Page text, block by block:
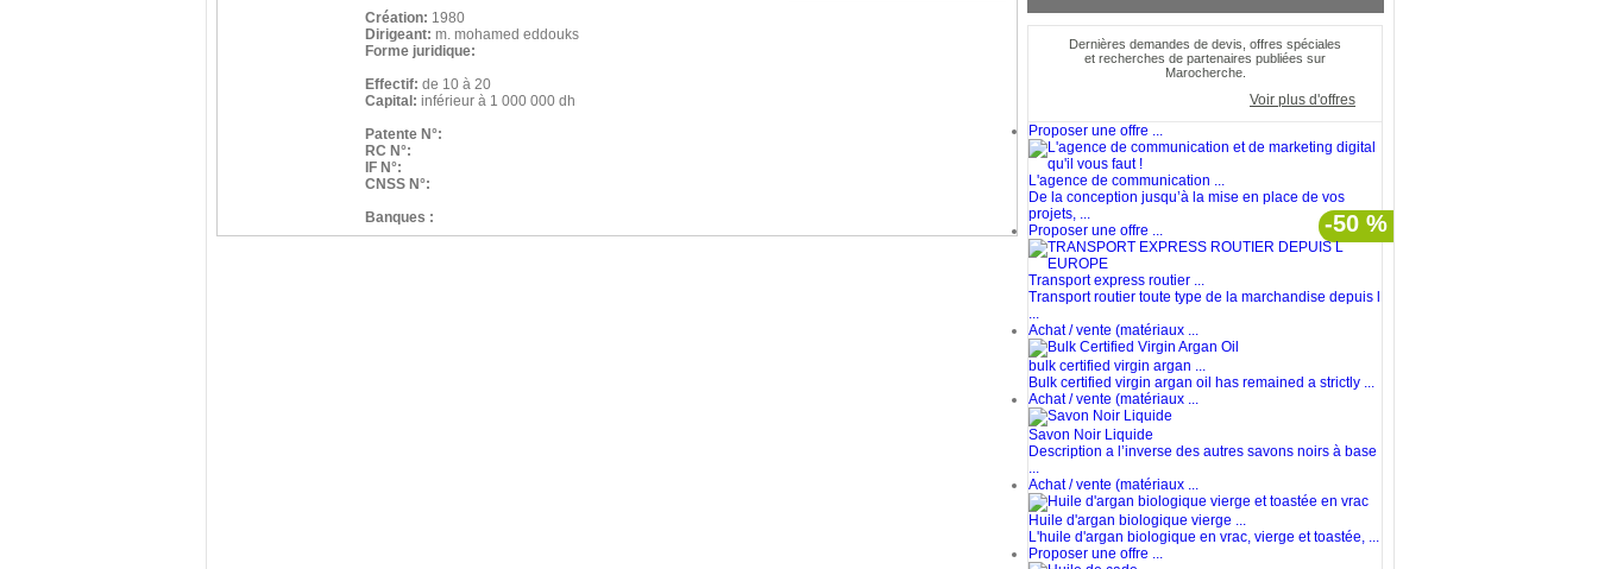
Création: 1980
Dirigeant: m. mohamed eddouks
Forme juridique:
Effectif: de 10 à 20
Capital: inférieur à 1 000 000 dh
Patente N°:
RC N°:
IF N°:
CNSS N°:
Banques :
Dernières demandes de devis, offres spéciales
et recherches de partenaires publiées sur
Marocherche.
Voir plus d'offres
Proposer une offre ...
L'agence de communication ...
De la conception jusqu’à la mise en place de vos
projets, ...
-50 %
Proposer une offre ...
Transport express routier ...
Transport routier toute type de la marchandise depuis l
...
Achat / vente (matériaux ...
bulk certified virgin argan ...
Bulk certified virgin argan oil has remained a strictly ...
Achat / vente (matériaux ...
Savon Noir Liquide
Description a l’inverse des autres savons noirs à base
...
Achat / vente (matériaux ...
Huile d'argan biologique vierge ...
L'huile d'argan biologique en vrac, vierge et toastée, ...
Proposer une offre ...